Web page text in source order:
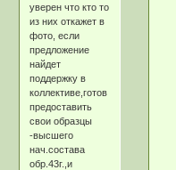
уверен что кто то
из них откажет в
фото, если
предложение
найдет
поддержку в
коллективе,готов
предоставить
свои образцы
-высшего
нач.состава
обр.43г.,и